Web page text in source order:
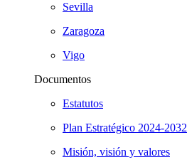
Sevilla
Zaragoza
Vigo
Documentos
Estatutos
Plan Estratégico 2024-2032
Misión, visión y valores